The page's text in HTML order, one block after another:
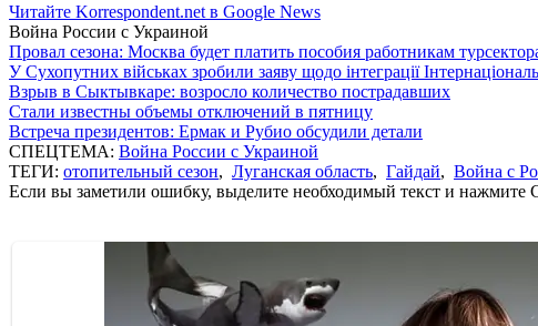
Читайте Korrespondent.net в Google News
Война России с Украиной
Провал сезона: Москва будет платить пособия работникам
У Сухопутних військах зробили заяву щодо інтеграції
Взрыв в Сыктывкаре: возросло количество пострадавших
Стали известны объемы отключений в пятницу
Встреча президентов: Ермак и Рубио обсудили детали
СПЕЦТЕМА: Война России с Украиной
ТЕГИ: отопительный сезон, Луганская область, Гайдай, Война с
Если вы заметили ошибку, выделите необходимый текст и нажмите